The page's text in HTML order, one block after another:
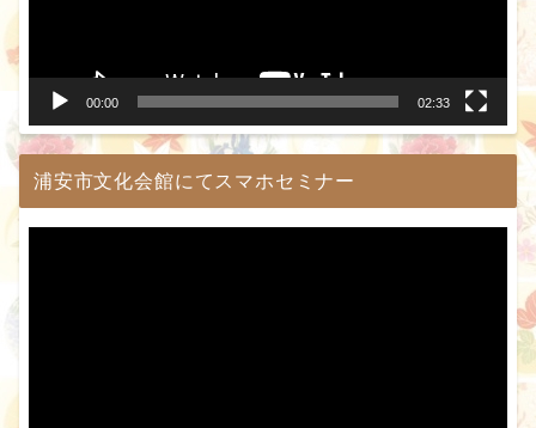
00:00 02:33
浦安市文化会館にてスマホセミナー